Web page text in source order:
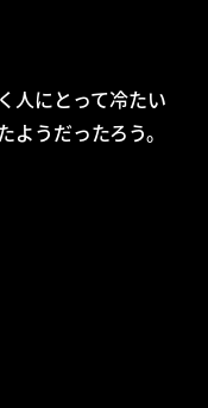
人にとって冷たい
うだったろう。